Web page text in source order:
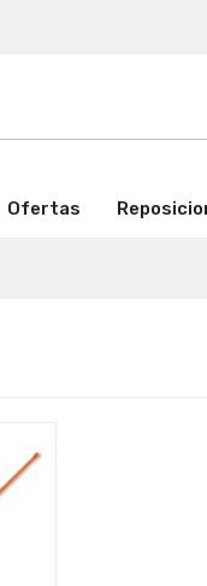
Ofertas